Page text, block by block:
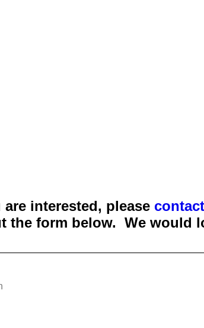
are interested, please
the form below. We would